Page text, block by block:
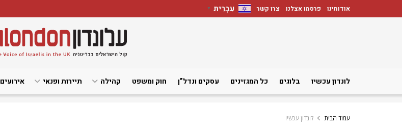
אודותינו פרסמו אצלנו צרו קשר עִבְרִית ▼
לונדון עכשיו בלוגים כל המגזינים עסקים ונדל”ן חוק ומשפט קהילה תיירות ופנאי אירועים
עמוד הבית לונדון עכשיו